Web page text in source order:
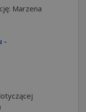
Marzena
-